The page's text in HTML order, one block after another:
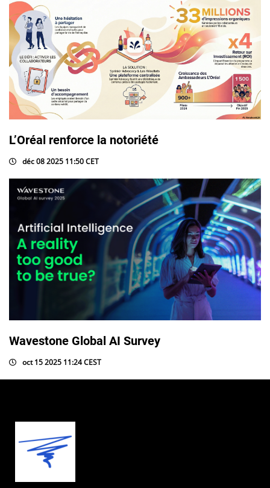
L’Oréal renforce la notoriété
déc 08 2025 11:50 CET
Wavestone Global AI Survey
oct 15 2025 11:24 CEST